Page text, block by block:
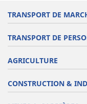
TRANSPORT DE
TRANSPORT DE
AGRICULTURE
CONSTRUCTION &